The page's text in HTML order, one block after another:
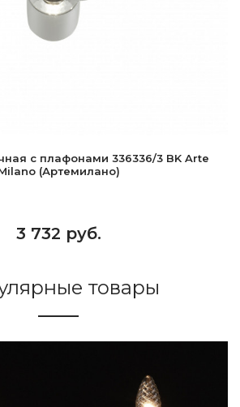
с плафонами 336336/3 BK Arte
(Артемилано)
3 732 руб.
товары